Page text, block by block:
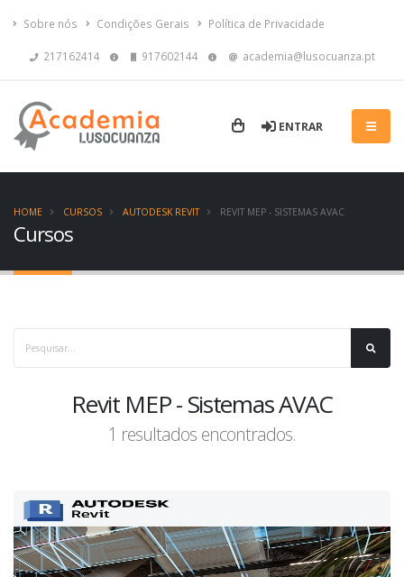
Sobre nós Condições Gerais Política de Privacidade
217162414 917602144 academia@lusocuanza.pt
ENTRAR
Cursos
HOME CURSOS AUTODESK REVIT REVIT MEP - SISTEMAS AVAC
Revit MEP - Sistemas AVAC
1 resultados encontrados.